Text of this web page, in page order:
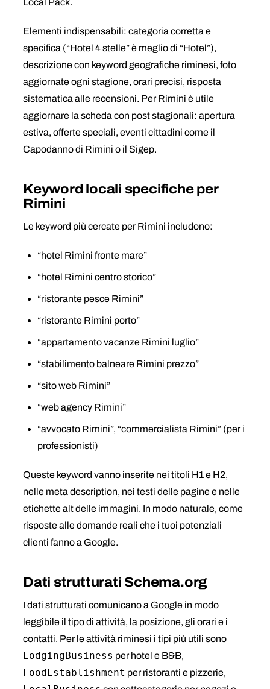
Local Pack.
Elementi indispensabili: categoria corretta e
specifica (“Hotel 4 stelle” è meglio di “Hotel”),
descrizione con keyword geografiche riminesi, foto
aggiornate ogni stagione, orari precisi, risposta
sistematica alle recensioni. Per Rimini è utile
aggiornare la scheda con post stagionali: apertura
estiva, offerte speciali, eventi cittadini come il
Capodanno di Rimini o il Sigep.
Keyword locali specifiche per
Rimini
Le keyword più cercate per Rimini includono:
“hotel Rimini fronte mare”
“hotel Rimini centro storico”
“ristorante pesce Rimini”
“ristorante Rimini porto”
“appartamento vacanze Rimini luglio”
“stabilimento balneare Rimini prezzo”
“sito web Rimini”
“web agency Rimini”
“avvocato Rimini”, “commercialista Rimini” (per i
professionisti)
Queste keyword vanno inserite nei titoli H1 e H2,
nelle meta description, nei testi delle pagine e nelle
etichette alt delle immagini. In modo naturale, come
risposte alle domande reali che i tuoi potenziali
clienti fanno a Google.
Dati strutturati Schema.org
I dati strutturati comunicano a Google in modo
leggibile il tipo di attività, la posizione, gli orari e i
contatti. Per le attività riminesi i tipi più utili sono
LodgingBusiness per hotel e B&B,
FoodEstablishment per ristoranti e pizzerie,